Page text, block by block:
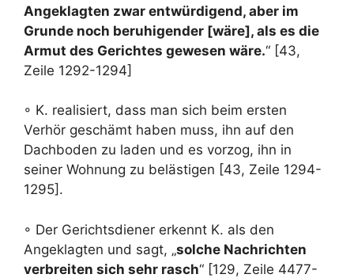
Angeklagten zwar entwürdigend, aber im
Grunde noch beruhigender [wäre], als es die
Armut des Gerichtes gewesen wäre.“ [43,
Zeile 1292-1294]
◦ K. realisiert, dass man sich beim ersten
Verhör geschämt haben muss, ihn auf den
Dachboden zu laden und es vorzog, ihn in
seiner Wohnung zu belästigen [43, Zeile 1294-
1295].
◦ Der Gerichtsdiener erkennt K. als den
Angeklagten und sagt, „solche Nachrichten
verbreiten sich sehr rasch“ [129, Zeile 4477-